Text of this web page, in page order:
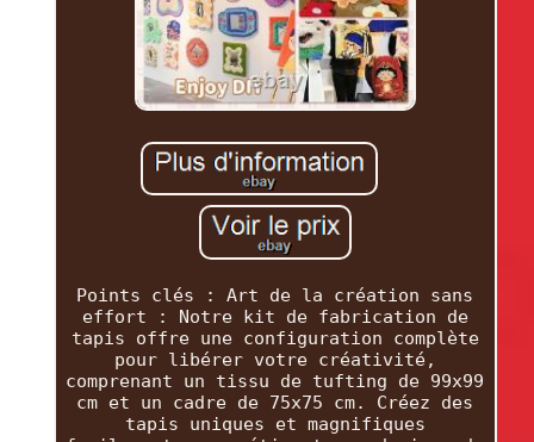
Points clés : Art de la création sans
effort : Notre kit de fabrication de
tapis offre une configuration complète
pour libérer votre créativité,
comprenant un tissu de tufting de 99x99
cm et un cadre de 75x75 cm. Créez des
tapis uniques et magnifiques